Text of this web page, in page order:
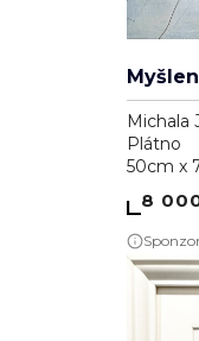
Michala
Plátno
50cm x
8